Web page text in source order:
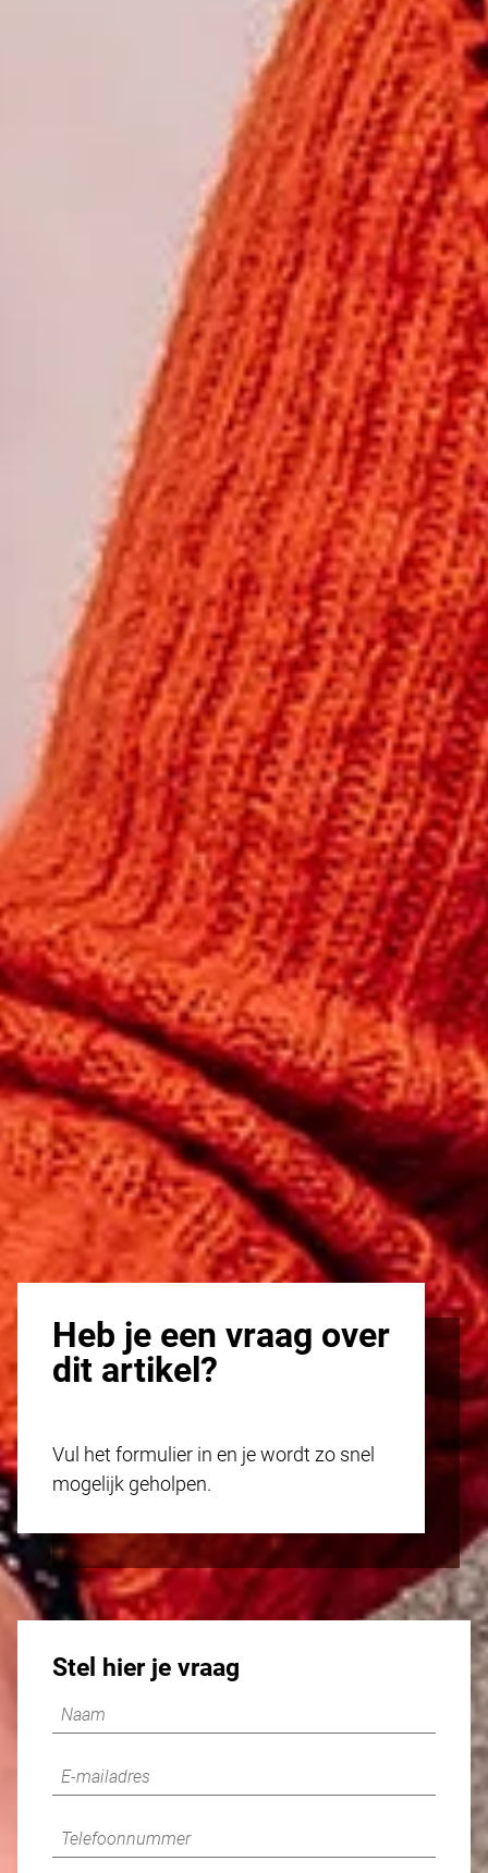
Heb je een vraag over
dit artikel?
Vul het formulier in en je wordt zo snel
mogelijk geholpen.
Stel hier je vraag